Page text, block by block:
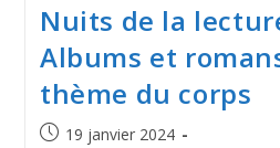
Nuits de la
Albums et
thème du corps
19 janvier 2024